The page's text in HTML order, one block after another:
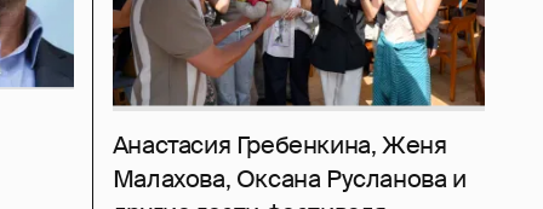
Анастасия Гребенкина, Женя
Малахова, Оксана Русланова и